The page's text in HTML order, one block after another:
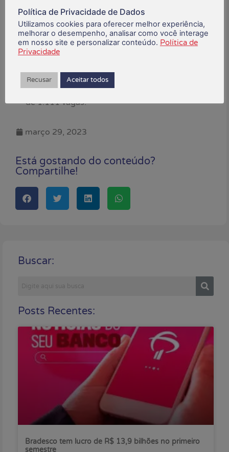
para 314 entre as mulheres.
Em relação ao recorte por faixa etária,
observa-se saldo positivo de postos de
trabalho entre as faixas de 18 até 29 anos,
faixas etárias superiores, o constatado
movimento é contrário, com o fechamento
de 1.111 vagas.
março 29, 2023
Está gostando do conteúdo?
Compartilhe!
Buscar:
Posts Recentes:
Bradesco tem lucro de R$ 13,9 bilhões no primeiro
semestre
Política de Privacidade de Dados
Utilizamos cookies para oferecer melhor experiência,
melhorar o desempenho, analisar como você interage
em nosso site e personalizar conteúdo. Política de
Privacidade
Recusar Aceitar todos